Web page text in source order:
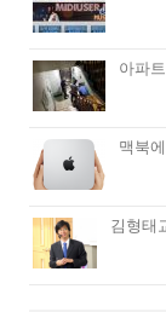
아파
맥북
김형태